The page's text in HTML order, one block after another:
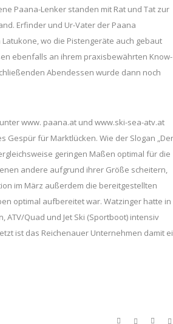
Paana-Lenker standen mit Rat und Tat zur
Erfinder und Ur-Vater der Paana
wo die Pistengeräte auch gebaut
ebenfalls an ihrem praxisbewährten Know-
Abendessen wurde dann noch
www. paana.at und www.ski-sea-atv.at
Gespür für Marktlücken. Wie der Slogan „Der
geringen Maßen optimal für die
andere aufgrund ihrer Größe scheitern,
im März außerdem die bereitgestellten
optimal aufbereitet war. Watzinger hatte in
Quad und Jet Ski (Sportboot) intensiv
ist das Reichenauer Unternehmen damit